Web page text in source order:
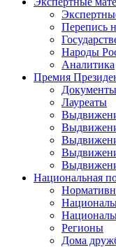
Перепись
Народы
Аналитика
Премия
Документы
Лауреаты
Национальная
Регионы
Дома